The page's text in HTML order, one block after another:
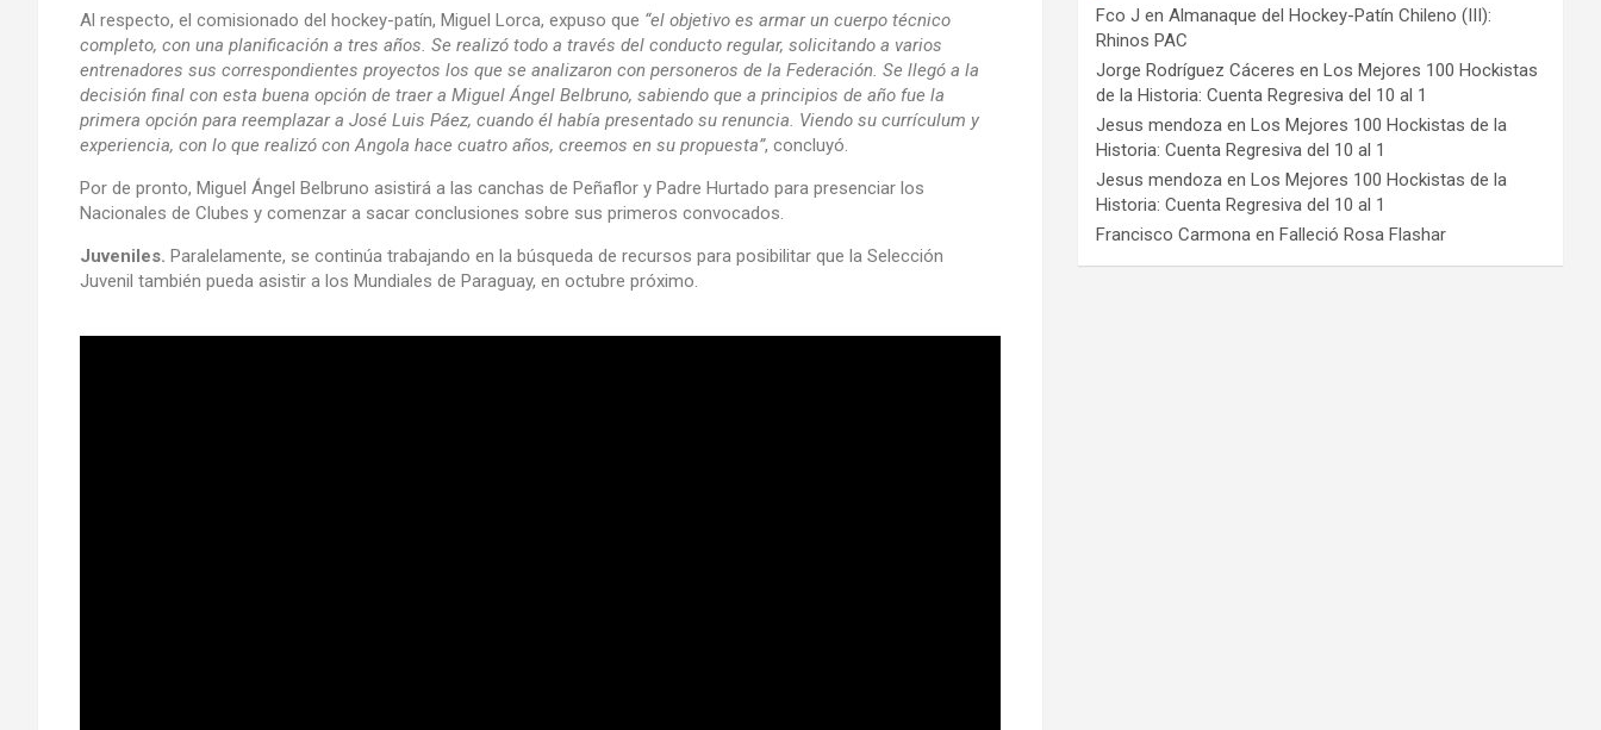
Al respecto, el comisionado del hockey-patín, Miguel Lorca, expuso que “el objetivo es armar un cuerpo técnico
completo, con una planificación a tres años. Se realizó todo a través del conducto regular, solicitando a varios
entrenadores sus correspondientes proyectos los que se analizaron con personeros de la Federación. Se llegó a la
decisión final con esta buena opción de traer a Miguel Ángel Belbruno, sabiendo que a principios de año fue la
primera opción para reemplazar a José Luis Páez, cuando él había presentado su renuncia. Viendo su currículum y
experiencia, con lo que realizó con Angola hace cuatro años, creemos en su propuesta”, concluyó.
Por de pronto, Miguel Ángel Belbruno asistirá a las canchas de Peñaflor y Padre Hurtado para presenciar los
Nacionales de Clubes y comenzar a sacar conclusiones sobre sus primeros convocados.
Juveniles. Paralelamente, se continúa trabajando en la búsqueda de recursos para posibilitar que la Selección
Juvenil también pueda asistir a los Mundiales de Paraguay, en octubre próximo.
Fco J enAlmanaque del Hockey-Patín Chileno (III):
Rhinos PAC
Jorge Rodríguez Cáceres enLos Mejores 100 Hockistas
de la Historia: Cuenta Regresiva del 10 al 1
Jesus mendoza enLos Mejores 100 Hockistas de la
Historia: Cuenta Regresiva del 10 al 1
Jesus mendoza enLos Mejores 100 Hockistas de la
Historia: Cuenta Regresiva del 10 al 1
Francisco Carmona enFalleció Rosa Flashar